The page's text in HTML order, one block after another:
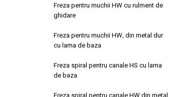
Freza pentru muchii HW cu rulment de
ghidare
Freza pentru muchii HW, din metal dur
cu lama de baza
Freza spiral pentru canale HS cu lama
de baza